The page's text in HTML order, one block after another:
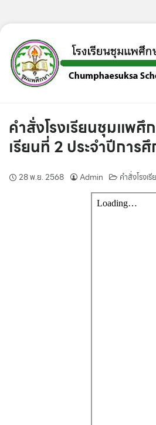
content
คำสั่งโรงเรียนชุมแพ
เรียนที่ 2 ประจำปีการ
28 พ.ย. 2568 Admin คำสั่งโรงเ